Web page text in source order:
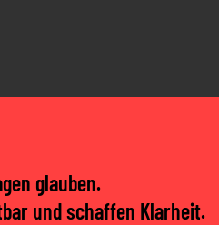
glauben.
und schaffen Klarheit.